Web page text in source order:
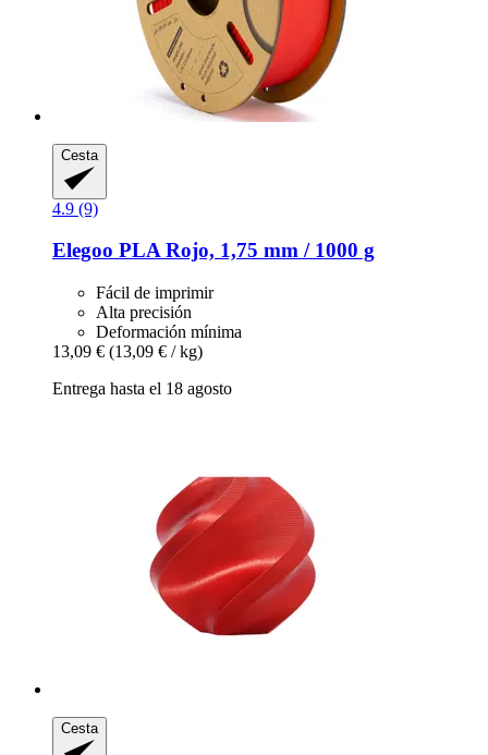
Cesta
4.9 (9)
Elegoo PLA Rojo, 1,75 mm / 1000 g
Fácil de imprimir
Alta precisión
Deformación mínima
13,09 € (13,09 € / kg)
Entrega hasta el 18 agosto
Cesta